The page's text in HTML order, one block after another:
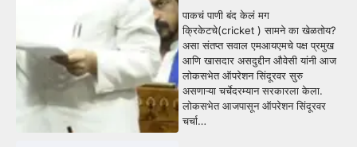
पाकचं पाणी बंद केलं मग
क्रिकेटचे(cricket ) सामने का खेळतोय?
असा संतप्त सवाल एमआयएमचे पक्ष प्रमुख
आणि खासदार असदुद्दीन औवेसी यांनी आज
लोकसभेत ऑपरेशन सिंदूरवर सुरु
असणाऱ्या चर्चेदरम्यान सरकारला केला.
लोकसभेत आजपासून ऑपरेशन सिंदूरवर
चर्चा…